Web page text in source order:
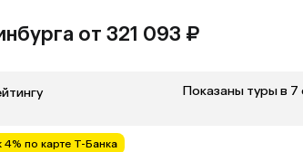
от 321 093 ₽
Показаны туры в 7
4% по карте Т-Банка